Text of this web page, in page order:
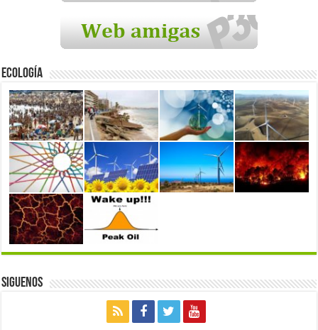
Ecología
Siguenos